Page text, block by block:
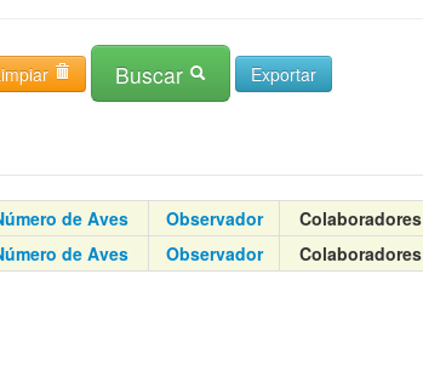
Buscar
de Aves Observador Colaboradores
de Aves Observador Colaboradores